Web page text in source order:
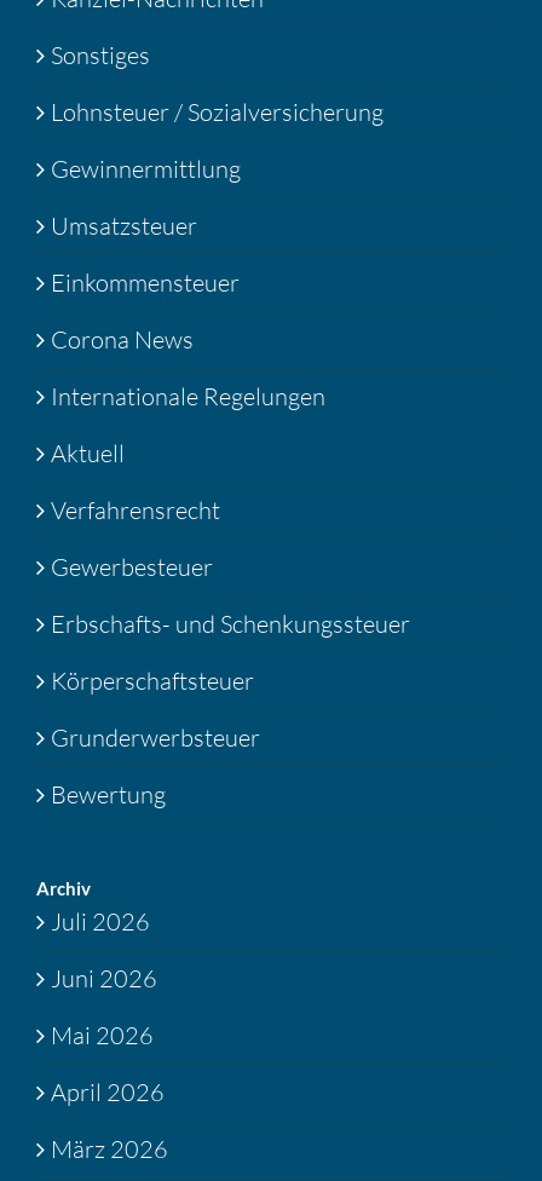
Sonstiges
Lohnsteuer / Sozialversicherung
Gewinnermittlung
Umsatzsteuer
Einkommensteuer
Corona News
Internationale Regelungen
Aktuell
Verfahrensrecht
Gewerbesteuer
Erbschafts- und Schenkungssteuer
Körperschaftsteuer
Grunderwerbsteuer
Bewertung
Archiv
Juli 2026
Juni 2026
Mai 2026
April 2026
März 2026